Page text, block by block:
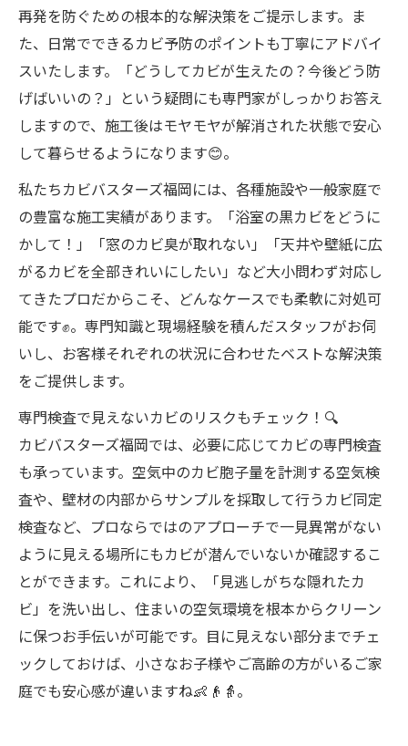
再発を防ぐための根本的な解決策をご提示します。ま
た、日常でできるカビ予防のポイントも丁寧にアドバイ
スいたします。「どうしてカビが生えたの？今後どう防
げばいいの？」という疑問にも専門家がしっかりお答え
しますので、施工後はモヤモヤが解消された状態で安心
して暮らせるようになります😊。
私たちカビバスターズ福岡には、各種施設や一般家庭で
の豊富な施工実績があります。「浴室の黒カビをどうに
かして！」「窓のカビ臭が取れない」「天井や壁紙に広
がるカビを全部きれいにしたい」など大小問わず対応し
てきたプロだからこそ、どんなケースでも柔軟に対処可
能です✊。専門知識と現場経験を積んだスタッフがお伺
いし、お客様それぞれの状況に合わせたベストな解決策
をご提供します。
専門検査で見えないカビのリスクもチェック！🔍
カビバスターズ福岡では、必要に応じてカビの専門検査
も承っています。空気中のカビ胞子量を計測する空気検
査や、壁材の内部からサンプルを採取して行うカビ同定
検査など、プロならではのアプローチで一見異常がない
ように見える場所にもカビが潜んでいないか確認するこ
とができます。これにより、「見逃しがちな隠れたカ
ビ」を洗い出し、住まいの空気環境を根本からクリーン
に保つお手伝いが可能です。目に見えない部分までチェ
ックしておけば、小さなお子様やご高齢の方がいるご家
庭でも安心感が違いますね👶👴👵。